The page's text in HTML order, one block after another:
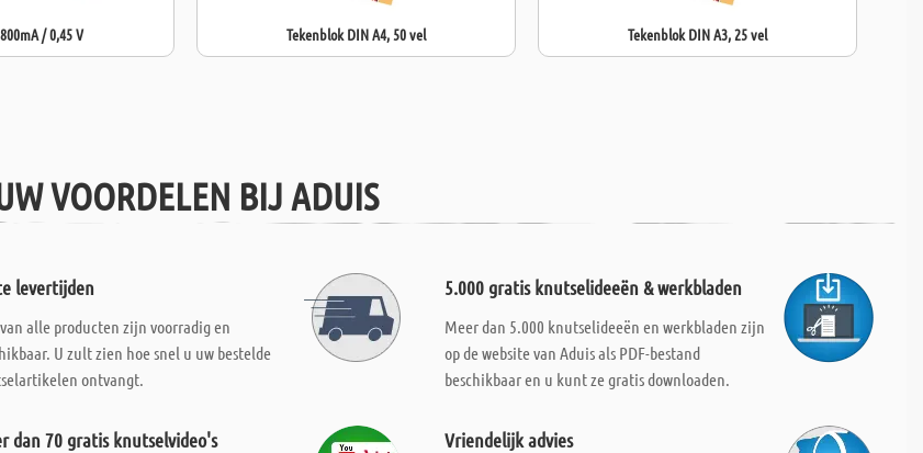
/ 0,45 V Tekenblok DIN A4, 50 vel Tekenblok DIN A3, 25 vel
VOORDELEN BIJ ADUIS
levertijden
van alle producten zijn voorradig en
U zult zien hoe snel u uw bestelde
ontvangt.
5.000 gratis knutselideeën & werkbladen
Meer dan 5.000 knutselideeën en werkbladen zijn
op de website van Aduis als PDF-bestand
beschikbaar en u kunt ze gratis downloaden.
dan 70 gratis knutselvideo's Vriendelijk advies